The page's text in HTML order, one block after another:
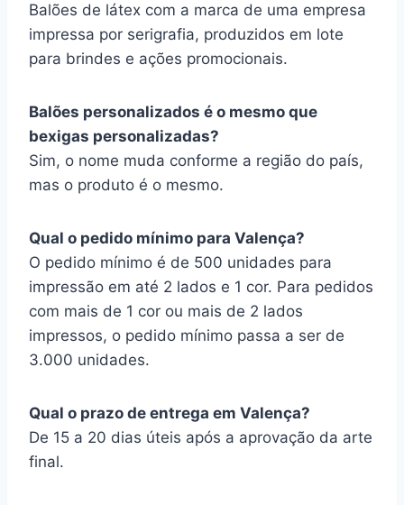
Balões de látex com a marca de uma empresa
impressa por serigrafia, produzidos em lote
para brindes e ações promocionais.
Balões personalizados é o mesmo que
bexigas personalizadas?
Sim, o nome muda conforme a região do país,
mas o produto é o mesmo.
Qual o pedido mínimo para Valença?
O pedido mínimo é de 500 unidades para
impressão em até 2 lados e 1 cor. Para pedidos
com mais de 1 cor ou mais de 2 lados
impressos, o pedido mínimo passa a ser de
3.000 unidades.
Qual o prazo de entrega em Valença?
De 15 a 20 dias úteis após a aprovação da arte
final.